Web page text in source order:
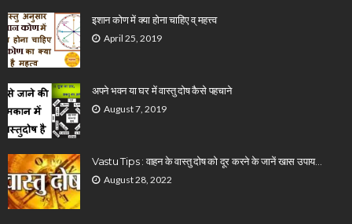
इशान कोण में क्या होना चाहिए व् महत्त्व
April 25, 2019
अपने भवन या घर में वास्तु दोष कैसे पहचाने
August 7, 2019
Vastu Tips : वाहन के वास्तु दोष को दूर करने के जानें खास उपाय…
August 28, 2022